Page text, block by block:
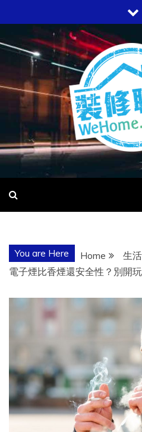
to
content
愛回家
You are Here Home
生
電子煙比香煙還安全性？別開